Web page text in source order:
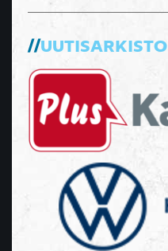
UUTISARKISTO